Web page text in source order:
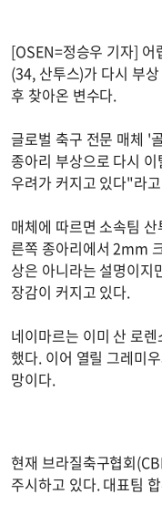
[OSEN=정승우 기자] 어
(34, 산투스)가 다시 부
후 찾아온 변수다.
글로벌 축구 전문 매체 '
종아리 부상으로 다시
우려가 커지고 있다"라
매체에 따르면 소속팀
른쪽 종아리에서 2mm
상은 아니라는 설명이지
장감이 커지고 있다.
네이마르는 이미 산 로
했다. 이어 열릴 그레미
망이다.
현재 브라질축구협회
주시하고 있다. 대표팀